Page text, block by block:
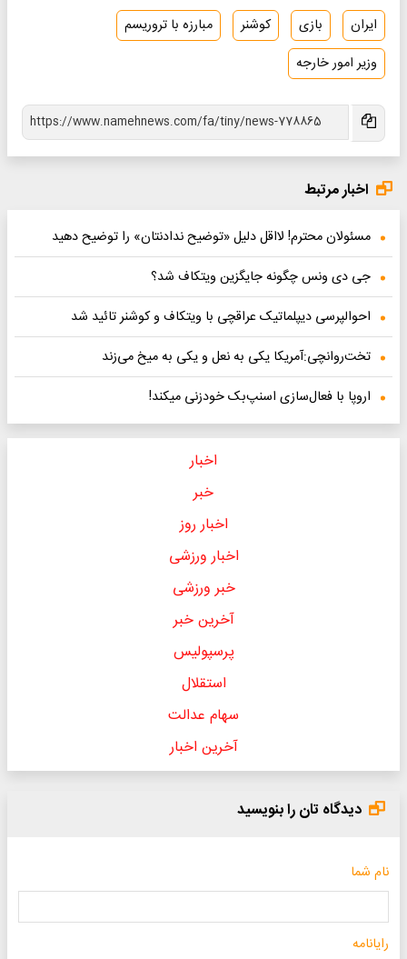
ایران بازی کوشنر
مبارزه با تروریسم
وزیر امور خارجه
اخبار مرتبط
مسئولان محترم! لااقل دلیل «توضیح ندادنتان» را توضیح دهید
جی دی ونس چگونه جایگزین ویتکاف شد؟
احوالپرسی دیپلماتیک عراقچی با ویتکاف و کوشنر تائید شد
تخت‌روانچی:آمریکا یکی به نعل و یکی به میخ می‌زند
اروپا با فعال‌سازی اسنپ‌بک خودزنی میکند!
اخبار
خبر
اخبار روز
اخبار ورزشی
خبر ورزشی
آخرین خبر
پرسپولیس
استقلال
سهام عدالت
آخرین اخبار
دیدگاه تان را بنویسید
نام شما
رایانامه